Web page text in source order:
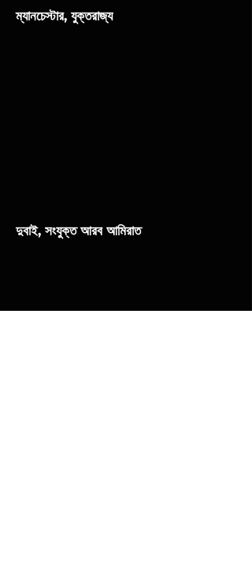
ম্যানচেস্টার, যুক্তরাজ্য
দুবাই, সংযুক্ত আরব আমিরাত